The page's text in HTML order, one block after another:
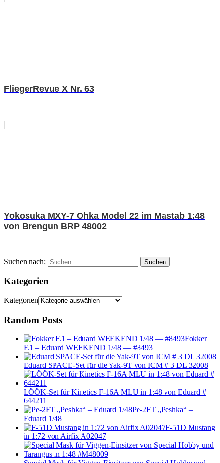
FliegerRevue X Nr. 63
Yokosuka MXY-7 Ohka Model 22 im Mastab 1:48
von Brengun BRP 48002
Suchen nach: Suchen
Kategorien
Kategorien
Random Posts
Fokker
F.1 – Eduard WEEKEND 1/48 — #8493
Eduard SPACE-Set für die Yak-9T von ICM # 3 DL 32008
LÖÖK-Set für Kinetics F-16A MLU in 1:48 von Eduard #
644211
Pe-2FT „Peshka“ –
Eduard 1/48
F-51D Mustang
in 1:72 von Airfix A02047